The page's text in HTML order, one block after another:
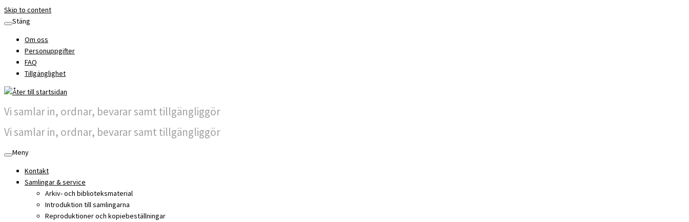
Skip to content
Stäng
Om oss
Personuppgifter
FAQ
Tillgänglighet
Vi samlar in, ordnar, bevarar samt tillgängliggör
Vi samlar in, ordnar, bevarar samt tillgängliggör
Meny
Kontakt
Samlingar & service
Arkiv- och biblioteksmaterial
Introduktion till samlingarna
Reproduktioner och kopiebeställningar